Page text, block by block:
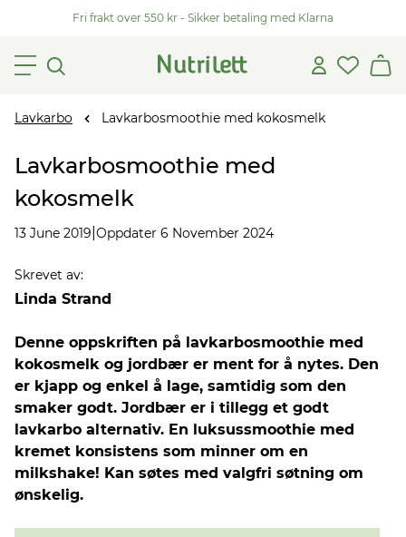
Fri frakt over 550 kr - Sikker betaling med Klarna
Lavkarbo Lavkarbosmoothie med kokosmelk
Lavkarbosmoothie med
kokosmelk
13 June 2019 Oppdater 6 November 2024
Skrevet av:
Linda Strand
Denne oppskriften på lavkarbosmoothie med
kokosmelk og jordbær er ment for å nytes. Den
er kjapp og enkel å lage, samtidig som den
smaker godt. Jordbær er i tillegg et godt
lavkarbo alternativ. En luksussmoothie med
kremet konsistens som minner om en
milkshake! Kan søtes med valgfri søtning om
ønskelig.